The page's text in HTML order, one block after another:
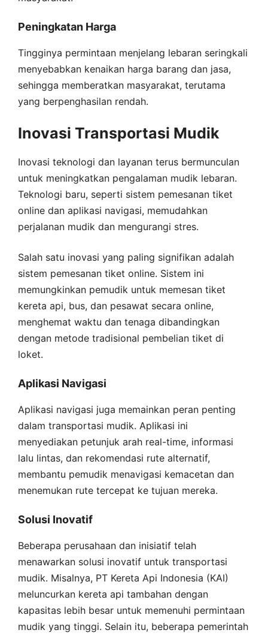
Peningkatan Harga
Tingginya permintaan menjelang lebaran seringkali
menyebabkan kenaikan harga barang dan jasa,
sehingga memberatkan masyarakat, terutama
yang berpenghasilan rendah.
Inovasi Transportasi Mudik
Inovasi teknologi dan layanan terus bermunculan
untuk meningkatkan pengalaman mudik lebaran.
Teknologi baru, seperti sistem pemesanan tiket
online dan aplikasi navigasi, memudahkan
perjalanan mudik dan mengurangi stres.
Salah satu inovasi yang paling signifikan adalah
sistem pemesanan tiket online. Sistem ini
memungkinkan pemudik untuk memesan tiket
kereta api, bus, dan pesawat secara online,
menghemat waktu dan tenaga dibandingkan
dengan metode tradisional pembelian tiket di
loket.
Aplikasi Navigasi
Aplikasi navigasi juga memainkan peran penting
dalam transportasi mudik. Aplikasi ini
menyediakan petunjuk arah real-time, informasi
lalu lintas, dan rekomendasi rute alternatif,
membantu pemudik menavigasi kemacetan dan
menemukan rute tercepat ke tujuan mereka.
Solusi Inovatif
Beberapa perusahaan dan inisiatif telah
menawarkan solusi inovatif untuk transportasi
mudik. Misalnya, PT Kereta Api Indonesia (KAI)
meluncurkan kereta api tambahan dengan
kapasitas lebih besar untuk memenuhi permintaan
mudik yang tinggi. Selain itu, beberapa pemerintah